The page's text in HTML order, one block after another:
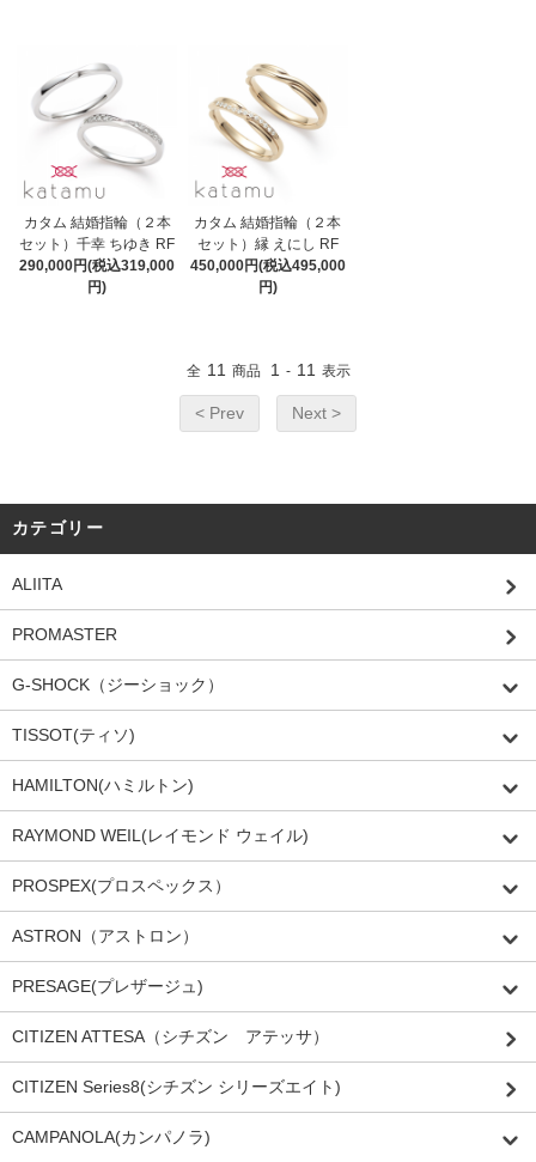
カタム 結婚指輪（２本
セット）千幸 ちゆき RF
290,000円(税込319,000
円)
カタム 結婚指輪（２本
セット）縁 えにし RF
450,000円(税込495,000
円)
全 11 商品 1 - 11 表示
< Prev Next >
カテゴリー
ALIITA
PROMASTER
G-SHOCK（ジーショック）
TISSOT(ティソ)
HAMILTON(ハミルトン)
RAYMOND WEIL(レイモンド ウェイル)
PROSPEX(プロスペックス）
ASTRON（アストロン）
PRESAGE(プレザージュ)
CITIZEN ATTESA（シチズン アテッサ）
CITIZEN Series8(シチズン シリーズエイト)
CAMPANOLA(カンパノラ)